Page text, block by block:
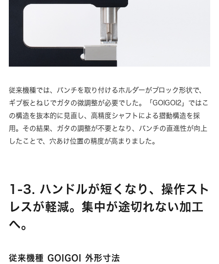
従来機種では、パンチを取り付けるホルダーがブロック形状で、
ギブ板とねじでガタの微調整が必要でした。「GOIGOI2」ではこ
の構造を抜本的に見直し、高精度シャフトによる摺動構造を採
用。その結果、ガタの調整が不要となり、パンチの直進性が向上
したことで、穴あけ位置の精度が高まりました。
1-3. ハンドルが短くなり、操作スト
レスが軽減。集中が途切れない加工
へ。
従来機種 GOIGOI 外形寸法